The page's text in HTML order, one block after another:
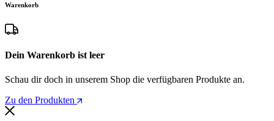
Warenkorb
Dein Warenkorb ist leer
Schau dir doch in unserem Shop die verfügbaren Produkte an.
Zu den Produkten